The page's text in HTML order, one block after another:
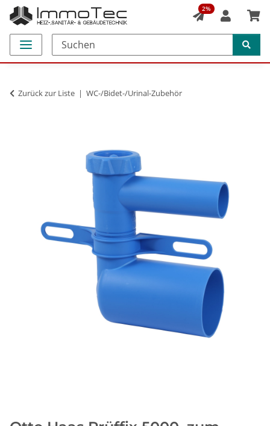
2%
Zurück zur Liste WC-/Bidet-/Urinal-Zubehör